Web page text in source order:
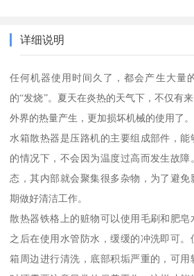
详细说明
任何机器使用时间久了，都会产生大量
的“发烧”。夏天在炎热的天气下，不仅有
外界的热量产生，更加损坏机械的使用了。
水箱散热器是压路机的主要组成部件，
的情况下，不会因为温度过高而发生故
态，其内部就会聚集很多杂物，为了避
期做好清洁工作。
散热器铁格上的赃物可以使用毛刷和肥
之后在使用水管防水，缓缓的冲洗即可
箱周边进行清洗，底部积垢严重的，可用